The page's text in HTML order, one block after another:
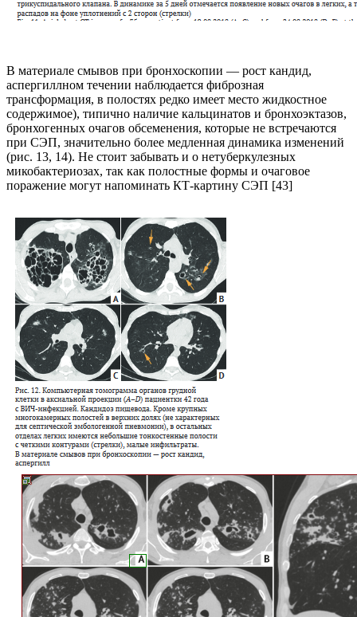
В материале смывов при бронхоскопии — рост кандид,
аспергиллном течении наблюдается фиброзная
трансформация, в полостях редко имеет место жидкостное
содержи­мое), типично наличие кальцинатов и бронхоэкта­зов,
бронхогенных очагов обсеменения, которые не встречаются
при СЭП, значительно более медленная динамика изменений
(рис. 13, 14). Не стоит забывать и о нетуберкулезных
микобактериозах, так как полос­тные формы и очаговое
поражение могут напоминать КТ-картину СЭП [43]